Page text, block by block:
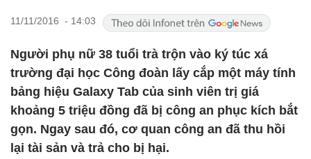
11/11/2016 - 14:03
Người phụ nữ 38 tuổi trà trộn vào ký túc xá
trường đại học Công đoàn lấy cắp một máy tính
bảng hiệu Galaxy Tab của sinh viên trị giá
khoảng 5 triệu đồng đã bị công an phục kích bắt
gọn. Ngay sau đó, cơ quan công an đã thu hồi
lại tài sản và trả cho bị hại.